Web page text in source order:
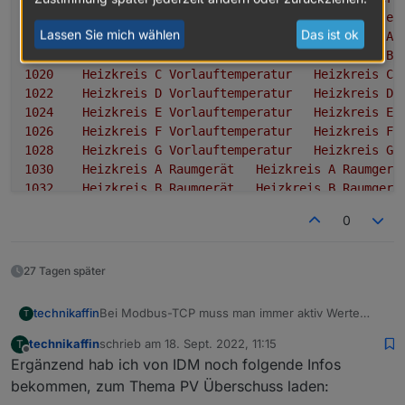
1014 Frischwasserzapftemperatur
1016 Heizkreis A Vorlauftemperatur Heizkreis A
B
Heizkreis C Vorlauftemperatur Heizkreis C
Heizkreis D Vorlauftemperatur Heizkreis D
Heizkreis E Vorlauftemperatur Heizkreis E
Heizkreis F Vorlauftemperatur Heizkreis F
Heizkreis G Vorlauftemperatur Heizkreis G
Heizkreis A Raumgerät Heizkreis A
Heizkreis B Raumgerät Heizkreis B
Heizkreis
Heizkreis
1046 Feuchtesensor Feuchtesensor %rF
1048 Luftansaugtemperatur
Luftansaugtemperatur
1050 Luftwärmetauschertemperatur
Kollektortemperatur
Solar
0
27 Tagen später
T technikaffinBei Modbus-TCP muss man immer aktiv Werte
besten ist man versucht ihn direkt mit nmap zu
scannen, also z.B.
Die IP-Adresse bekommt man vom DSL Router,
T
Offline
technikaffinschrieb am 18. Sept. 2022, 11:15
zuletzt editiert von
Ergänzend hab ich von IDM noch folgende Infos
bekommen, zum Thema PV Überschuss laden:
Lassen Sie mich wählen Das ist ok